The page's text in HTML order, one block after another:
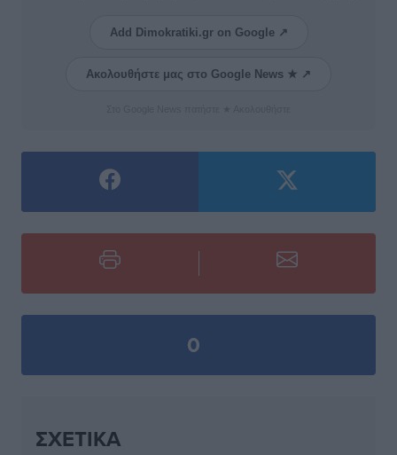
Add Dimokratiki.gr on Google ↗
Ακολουθήστε μας στο Google News ★ ↗
0
ΣΧΕΤΙΚΆ